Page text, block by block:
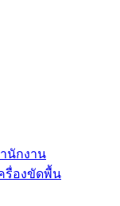
นักงาน
รื่องขัดพื้น